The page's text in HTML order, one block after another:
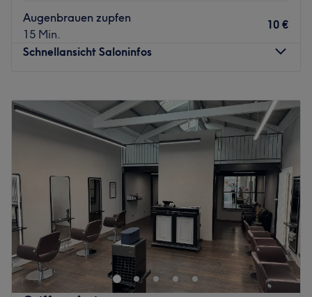
Augenbrauen zupfen
15 Min.
10 €
Schnellansicht Saloninfos
Dienstag
09:00–18:00
Mittwoch
09:00–18:00
Donnerstag
09:00–18:00
09:00–18:00
Samstag
09:00–15:00
Sonntag
Geschlossen
Asma Glow Studio ist ein moderner Friseursalon in Sankt
Augustin, der für stilvolle Looks und individuelle Beratung
steht. Der Salon bietet ein breites Spektrum an
Haarbehandlungen – von präzisen Schnitten über
Farbtechniken bis hin zu modernen Styling-Konzepten. In